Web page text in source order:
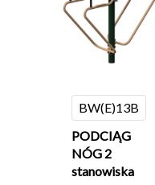
BW(E)13B
PODCIĄG
NÓG 2
stanowiska